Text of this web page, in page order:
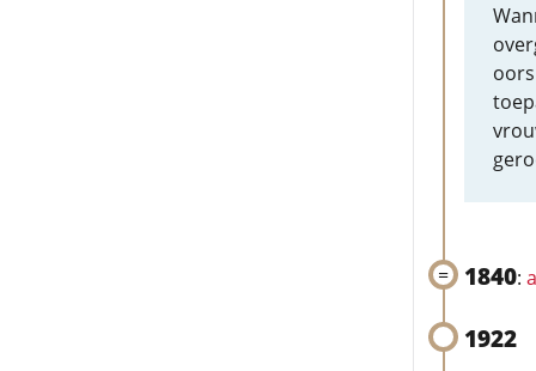
1840:
1922